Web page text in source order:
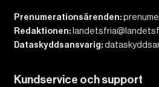
Prenumerationsärenden:
Redaktionen:
Dataskyddsansvarig:
Kundservice och support